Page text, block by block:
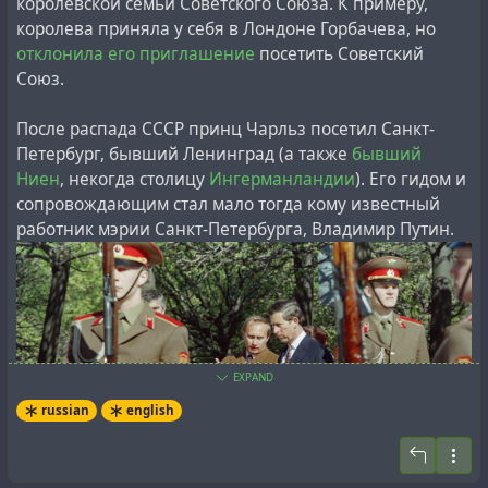
It is noteworthy that this information corresponds to the
which
manned flights in the USSR began in 1967 on Soyuz
spacecraft, and in the USA in 1981 on Space Shuttles.’’
#ussr
королева приняла у себя в Лондоне Горбачева, но
отклонила его приглашение посетить Советский
Союз.
После распада СССР принц Чарльз посетил Санкт-
Петербург, бывший Ленинград (а также бывший
Ниен, некогда столицу Ингерманландии). Его гидом и
сопровождающим стал мало тогда кому известный
работник мэрии Санкт-Петербурга, Владимир Путин.
EXPAND
russian english